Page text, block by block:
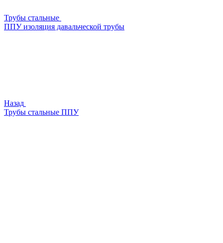
Трубы стальные
ППУ изоляция давальческой трубы
Назад
Трубы стальные ППУ